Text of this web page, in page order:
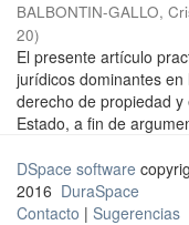
BALBONTIN-GALLO,
20)
El presente artículo
jurídicos dominantes
derecho de propiedad
Estado, a fin de
DSpace software
2016 DuraSpace
Contacto | Sugerencias